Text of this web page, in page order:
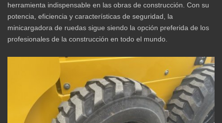
herramienta indispensable en las obras de construcción. Con su
potencia, eficiencia y características de seguridad, la
minicargadora de ruedas sigue siendo la opción preferida de los
profesionales de la construcción en todo el mundo.